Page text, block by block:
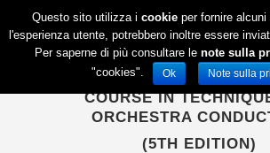
COURSE IN
ORCHESTRA
(5TH EDITION)
Questo sito utilizza i cookieper fornire alcuni
l'esperienza utente, potrebbero inoltre essere
Per saperne di più consultare le note sulla
"cookies".
Ok Note sulla